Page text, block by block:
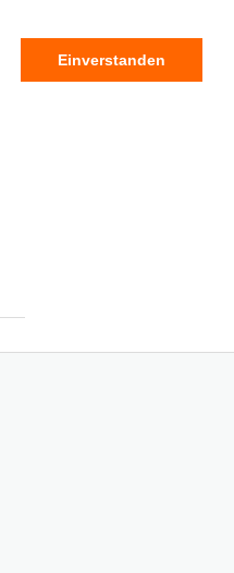
Einverstanden